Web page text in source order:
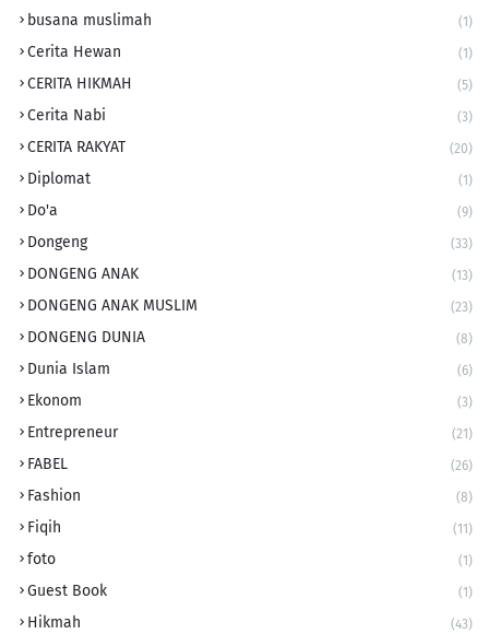
busana muslimah (1)
Cerita Hewan (1)
CERITA HIKMAH (5)
Cerita Nabi (3)
CERITA RAKYAT (20)
Diplomat (1)
Do'a (9)
Dongeng (33)
DONGENG ANAK (13)
DONGENG ANAK MUSLIM (23)
DONGENG DUNIA (8)
Dunia Islam (6)
Ekonom (3)
Entrepreneur (21)
FABEL (26)
Fashion (8)
Fiqih (11)
foto (1)
Guest Book (1)
Hikmah (43)